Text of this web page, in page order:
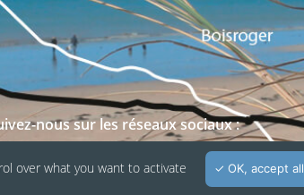
nous sur les réseaux sociaux :
over what you want to activate OK, accept all